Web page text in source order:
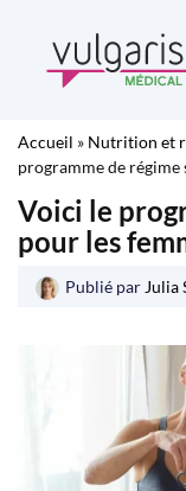
contenu
Accueil » Nutrition et
programme de régime
Voici le
pour les
Publié par Julia